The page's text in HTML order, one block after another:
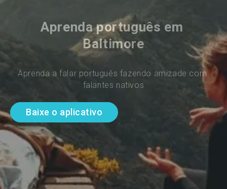
Aprenda português em
Baltimore
Aprenda a falar português fazendo amizade com
falantes nativos
Baixe o aplicativo